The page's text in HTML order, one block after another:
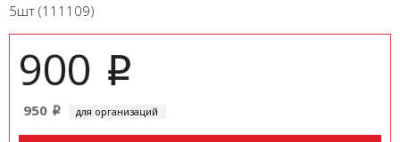
5шт (111109)
900 i
950 i для организаций